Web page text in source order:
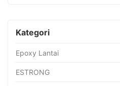
Kategori
Epoxy Lantai
ESTRONG